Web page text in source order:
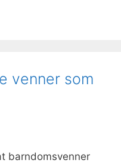
venner som
barndomsvenner